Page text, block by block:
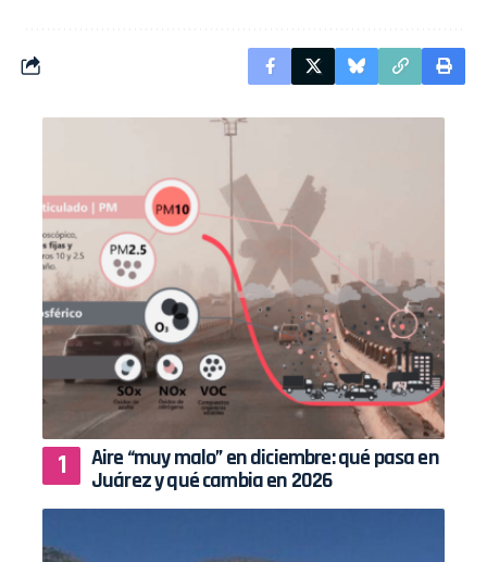
Aire “muy malo” en diciembre: qué pasa en
Juárez y qué cambia en 2026